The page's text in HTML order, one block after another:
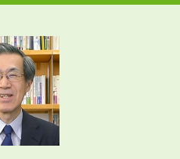
テレメール進学カタログ
訂正のご案内